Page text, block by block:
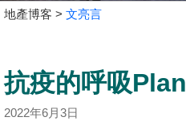
主
宅
谷
地產博客 > 文亮言
抗疫的呼吸Plan
2022年6月3日